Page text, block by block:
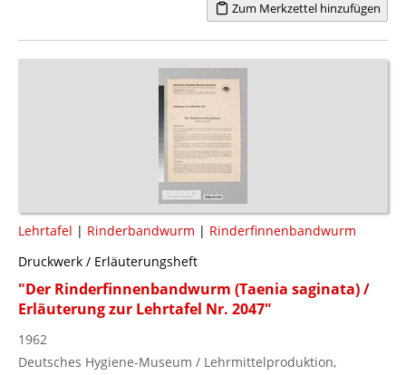
Zum Merkzettel hinzufügen
Lehrtafel | Rinderbandwurm | Rinderfinnenbandwurm
Druckwerk / Erläuterungsheft
"Der Rinderfinnenbandwurm (Taenia saginata) /
Erläuterung zur Lehrtafel Nr. 2047"
1962
Deutsches Hygiene-Museum / Lehrmittelproduktion,